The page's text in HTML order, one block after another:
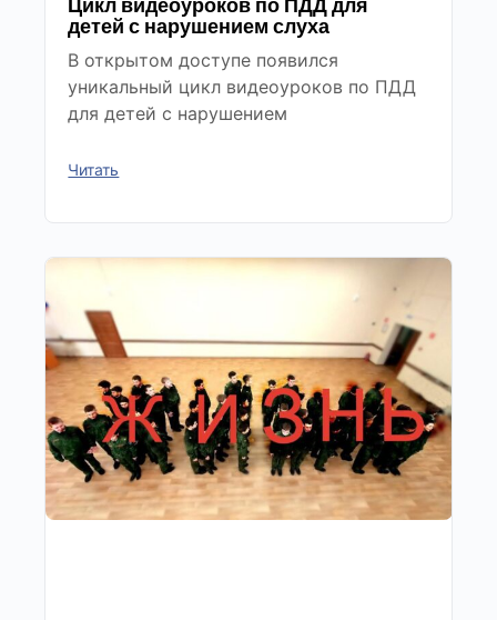
детей с нарушением слуха
В открытом доступе появился
уникальный цикл видеоуроков по ПДД
для детей с нарушением
Читать